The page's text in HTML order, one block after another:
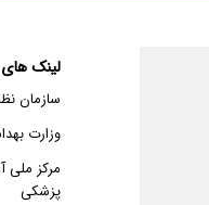
لینک
سازمان
وزارت
مرکز ملی
پزشکی